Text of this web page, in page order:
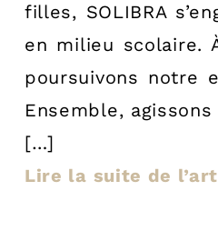
filles, SOLIBRA
en milieu scolaire.
poursuivons notre
Ensemble,
[…]
Lire la suite de